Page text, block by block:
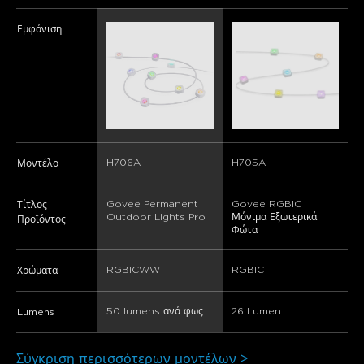
Εμφάνιση
Μοντέλο H706A H705A
Τίτλος
Προϊόντος
Govee Permanent
Outdoor Lights Pro
Govee RGBIC
Μόνιμα Εξωτερικά
Φώτα
Χρώματα RGBICWW RGBIC
Lumens 50 lumens ανά φως ‎26 Lumen
Σύγκριση περισσότερων μοντέλων >